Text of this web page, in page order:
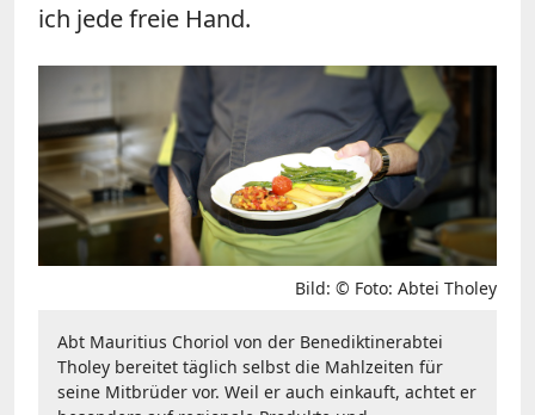
ich jede freie Hand.
Bild: © Foto: Abtei Tholey
Abt Mauritius Choriol von der Benediktinerabtei
Tholey bereitet täglich selbst die Mahlzeiten für
seine Mitbrüder vor. Weil er auch einkauft, achtet er